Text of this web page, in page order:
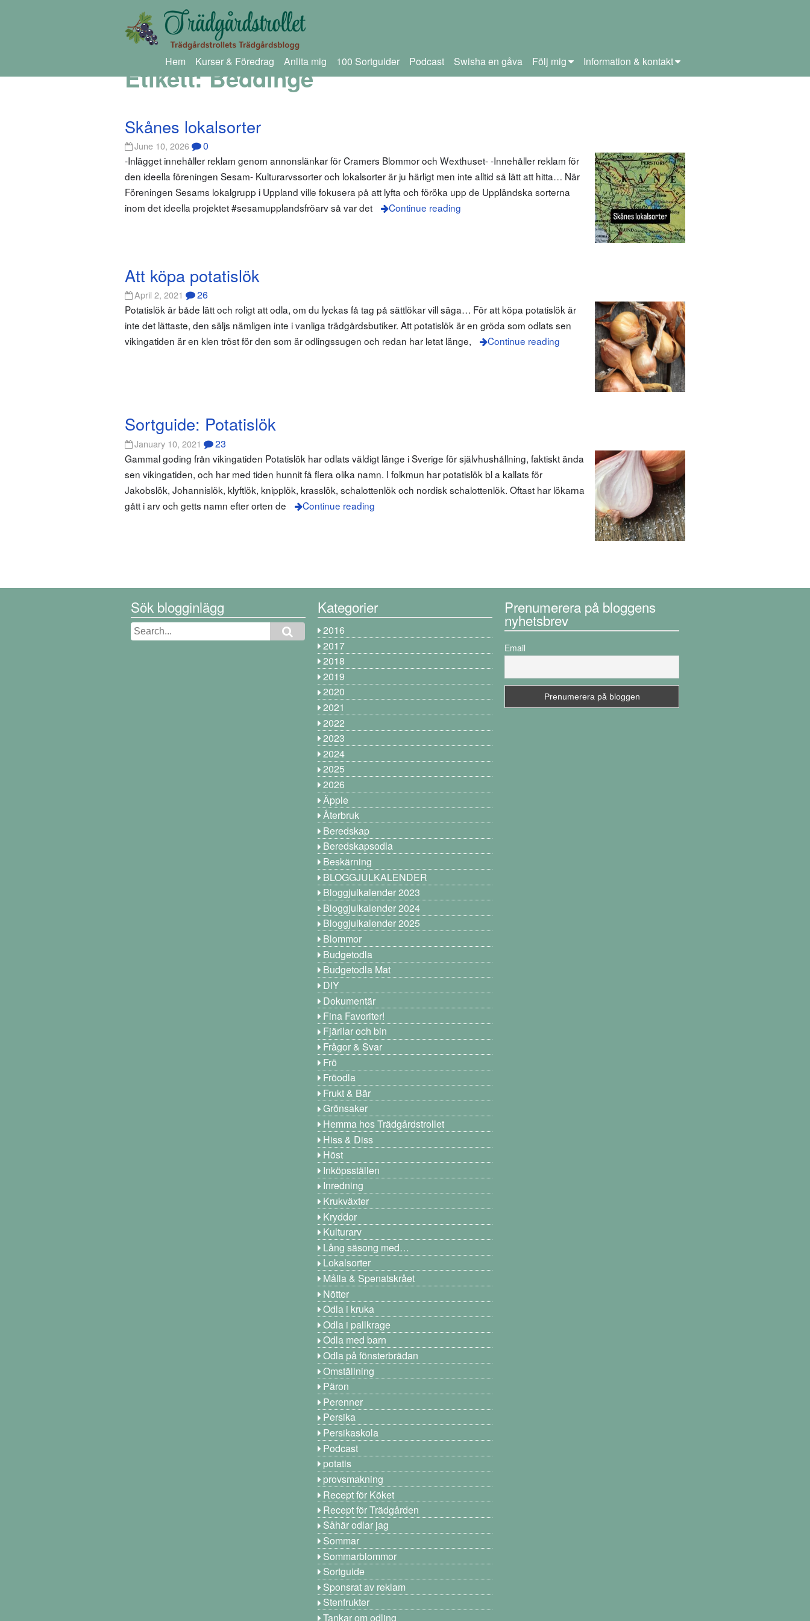
Hem Kurser & Föredrag Anlita mig 100 Sortguider Podcast Swisha en gåva Följ mig Information & kontakt
Etikett:Beddinge
Skånes lokalsorter
June 10, 2026 0
-Inlägget innehåller reklam genom annonslänkar för Cramers Blommor och Wexthuset- -Innehåller reklam för
den ideella föreningen Sesam- Kulturarvssorter och lokalsorter är ju härligt men inte alltid så lätt att hitta… När
Föreningen Sesams lokalgrupp i Uppland ville fokusera på att lyfta och föröka upp de Uppländska sorterna
inom det ideella projektet #sesamupplandsfröarv så var det
Continue reading
Att köpa potatislök
April 2, 2021 26
Potatislök är både lätt och roligt att odla, om du lyckas få tag på sättlökar vill säga… För att köpa potatislök är
inte det lättaste, den säljs nämligen inte i vanliga trädgårdsbutiker. Att potatislök är en gröda som odlats sen
vikingatiden är en klen tröst för den som är odlingssugen och redan har letat länge,
Continue reading
Sortguide: Potatislök
January 10, 2021 23
Gammal goding från vikingatiden Potatislök har odlats väldigt länge i Sverige för självhushållning, faktiskt ända
sen vikingatiden, och har med tiden hunnit få flera olika namn. I folkmun har potatislök bl a kallats för
Jakobslök, Johannislök, klyftlök, knipplök, krasslök, schalottenlök och nordisk schalottenlök. Oftast har lökarna
gått i arv och getts namn efter orten de
Continue reading
Sök blogginlägg Kategorier
2016
2017
2018
2019
2020
2021
2022
2023
2024
2025
2026
Äpple
Återbruk
Beredskap
Beredskapsodla
Beskärning
BLOGGJULKALENDER
Bloggjulkalender 2023
Bloggjulkalender 2024
Bloggjulkalender 2025
Blommor
Budgetodla
Budgetodla Mat
DIY
Dokumentär
Fina Favoriter!
Fjärilar och bin
Frågor & Svar
Frö
Fröodla
Frukt & Bär
Grönsaker
Hemma hos Trädgårdstrollet
Hiss & Diss
Höst
Inköpsställen
Inredning
Krukväxter
Kryddor
Kulturarv
Lång säsong med…
Lokalsorter
Målla & Spenatskrået
Nötter
Odla i kruka
Odla i pallkrage
Odla med barn
Odla på fönsterbrädan
Omställning
Päron
Perenner
Persika
Persikaskola
Podcast
potatis
provsmakning
Recept för Köket
Recept för Trädgården
Såhär odlar jag
Sommar
Sommarblommor
Sortguide
Sponsrat av reklam
Stenfrukter
Tankar om odling
Prenumerera på bloggens
nyhetsbrev
Email